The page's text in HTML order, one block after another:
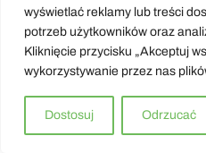
wyświetlać reklamy lub treści
potrzeb użytkowników oraz
Kliknięcie przycisku „Akceptuj
wykorzystywanie przez nas
Dostosuj Odrzucać
Copyrights by Muzeum Ziemi
Wszystkie prawa zastrzeżone.